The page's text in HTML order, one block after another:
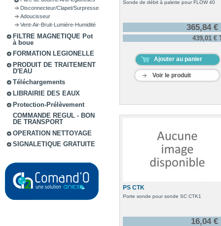
Disconnecteur/Clapet/Surpresseur
Adoucisseur
Vent-Air-Bruit-Lumière-Humidité
FILTRE MAGNETIQUE Pot
à boue
FORMATION LEGIONELLE
PRODUIT DE TRAITEMENT
D'EAU
Téléchargements
LIBRAIRIE DES EAUX
Protection-Prélèvement
COMMANDE REGUL - BON
DE TRANSPORT
OPERATION NETTOYAGE
SIGNALETIQUE GRATUITE
Sonde de débit à palette pour FLOW 40
365,84 €
439,01 €
Ajouter au panier
Voir le produit
PS CTK
Porte sonde pour sonde SC CTK1
16,04 €